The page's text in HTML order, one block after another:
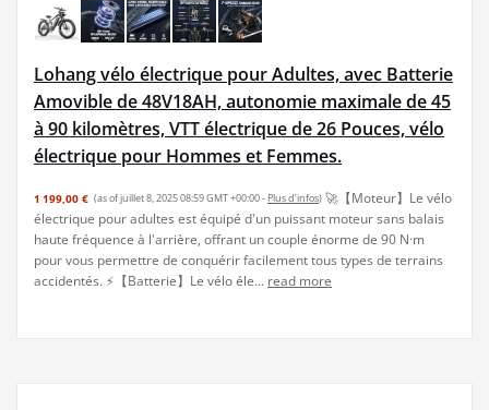
Lohang vélo électrique pour Adultes, avec Batterie
Amovible de 48V18AH, autonomie maximale de 45
à 90 kilomètres, VTT électrique de 26 Pouces, vélo
électrique pour Hommes et Femmes.
1 199,00 € (as of juillet 8, 2025 08:59 GMT +00:00 - Plus d’infos) 🚀【Moteur】Le vélo
électrique pour adultes est équipé d'un puissant moteur sans balais
haute fréquence à l'arrière, offrant un couple énorme de 90 N·m
pour vous permettre de conquérir facilement tous types de terrains
accidentés. ⚡【Batterie】Le vélo éle... read more